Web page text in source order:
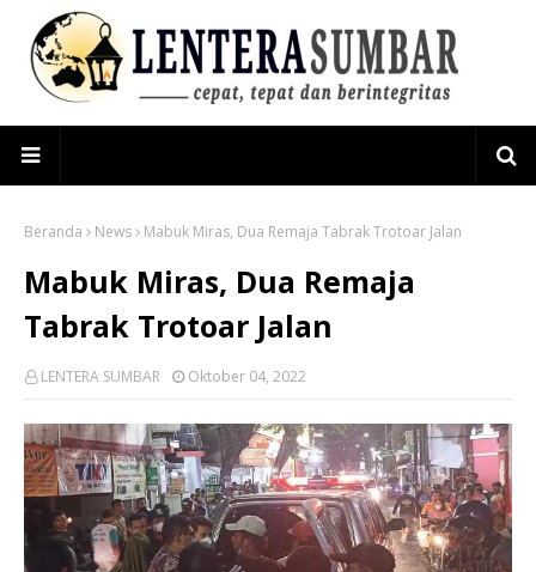
Beranda News Mabuk Miras, Dua Remaja Tabrak Trotoar Jalan
Mabuk Miras, Dua Remaja
Tabrak Trotoar Jalan
LENTERA SUMBAR Oktober 04, 2022